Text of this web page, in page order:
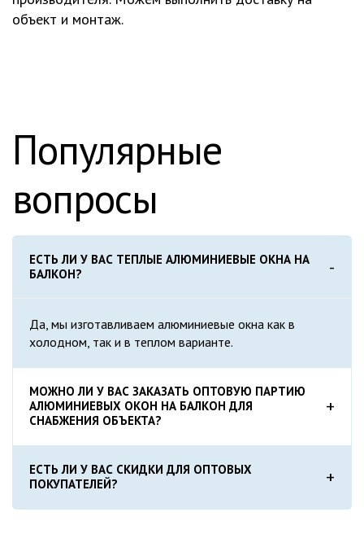
объект и монтаж.
Популярные
вопросы
ЕСТЬ ЛИ У ВАС ТЕПЛЫЕ АЛЮМИНИЕВЫЕ ОКНА НА
БАЛКОН?
Да, мы изготавливаем алюминиевые окна как в
холодном, так и в теплом варианте.
МОЖНО ЛИ У ВАС ЗАКАЗАТЬ ОПТОВУЮ ПАРТИЮ
АЛЮМИНИЕВЫХ ОКОН НА БАЛКОН ДЛЯ
СНАБЖЕНИЯ ОБЪЕКТА?
Да, мы можем изготовить любое количество
продукции, требуемое заказчику.
ЕСТЬ ЛИ У ВАС СКИДКИ ДЛЯ ОПТОВЫХ
ПОКУПАТЕЛЕЙ?